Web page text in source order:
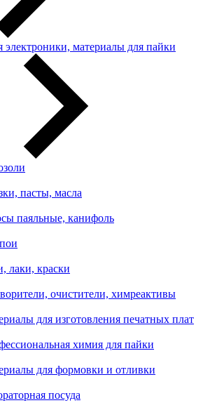
электроники, материалы для пайки
пасты, масла
паяльные, канифоль
лаки, краски
очистители, химреактивы
для изготовления печатных плат
химия для пайки
для формовки и отливки
посуда